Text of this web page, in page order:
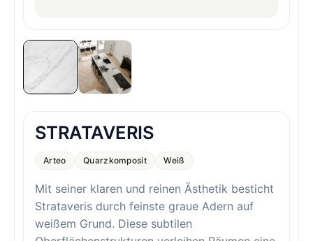
STRATAVERIS
Arteo Quarzkomposit Weiß
Mit seiner klaren und reinen Ästhetik besticht
Strataveris durch feinste graue Adern auf
weißem Grund. Diese subtilen